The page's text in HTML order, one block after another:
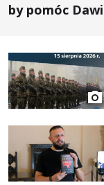
by pomóc